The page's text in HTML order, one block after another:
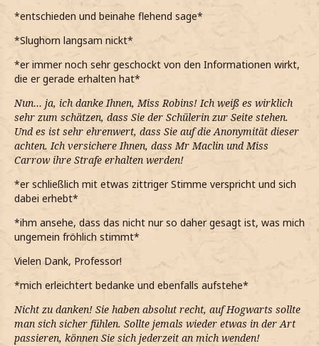
*entschieden und beinahe flehend sage*
*Slughorn langsam nickt*
*er immer noch sehr geschockt von den Informationen wirkt,
die er gerade erhalten hat*
Nun… ja, ich danke Ihnen, Miss Robins! Ich weiß es wirklich
sehr zum schätzen, dass Sie der Schülerin zur Seite stehen.
Und es ist sehr ehrenwert, dass Sie auf die Anonymität dieser
achten. Ich versichere Ihnen, dass Mr Maclin und Miss
Carrow ihre Strafe erhalten werden!
*er schließlich mit etwas zittriger Stimme verspricht und sich
dabei erhebt*
*ihm ansehe, dass das nicht nur so daher gesagt ist, was mich
ungemein fröhlich stimmt*
Vielen Dank, Professor!
*mich erleichtert bedanke und ebenfalls aufstehe*
Nicht zu danken! Sie haben absolut recht, auf Hogwarts sollte
man sich sicher fühlen. Sollte jemals wieder etwas in der Art
passieren, können Sie sich jederzeit an mich wenden!